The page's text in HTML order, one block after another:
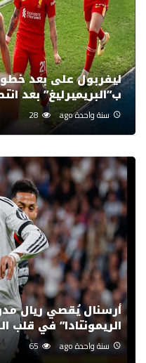
ليفربول على بعد
ب”البريميرليغ” بعد
سنة واحدة ago 28
أرسنال يُقصي ريال
الريمونتادا” في قلب
سنة واحدة ago 65